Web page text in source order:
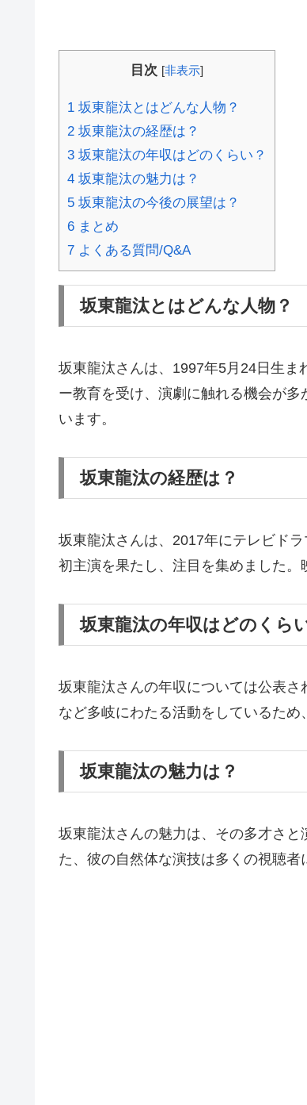
目次 [非表示]
1 坂東龍汰とはどんな人物？
2 坂東龍汰の経歴は？
3 坂東龍汰の年収はどのくらい？
4 坂東龍汰の魅力は？
5 坂東龍汰の今後の展望は？
6 まとめ
7 よくある質問/Q&A
坂東龍汰とはどんな人物？
坂東龍汰さんは、1997年5月24日生ま
ー教育を受け、演劇に触れる機会が
います。
坂東龍汰の経歴は？
坂東龍汰さんは、2017年にテレビドラ
初主演を果たし、注目を集めました。
坂東龍汰の年収はどのくら
坂東龍汰さんの年収については公表
など多岐にわたる活動をしているため、
坂東龍汰の魅力は？
坂東龍汰さんの魅力は、その多才さと
た、彼の自然体な演技は多くの視聴者